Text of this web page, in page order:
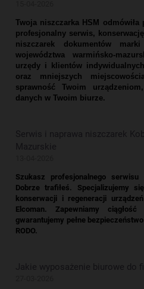
Twoja niszczarka HSM odmówiła
profesjonalny serwis,
niszczarek dokumentów
województwa warmińsko-
urzędy i klientów
oraz mniejszych
sprawność Twoim
danych w Twoim biurze.
Serwis i naprawa niszczarek
Mazurskie
Szukasz profesjonalnego
Dobrze trafiłeś. Specjalizujemy
konserwacji i regeneracji
Elcoman. Zapewniamy
gwarantujemy pełne
RODO.
Jakie wyposażenie biurowe do